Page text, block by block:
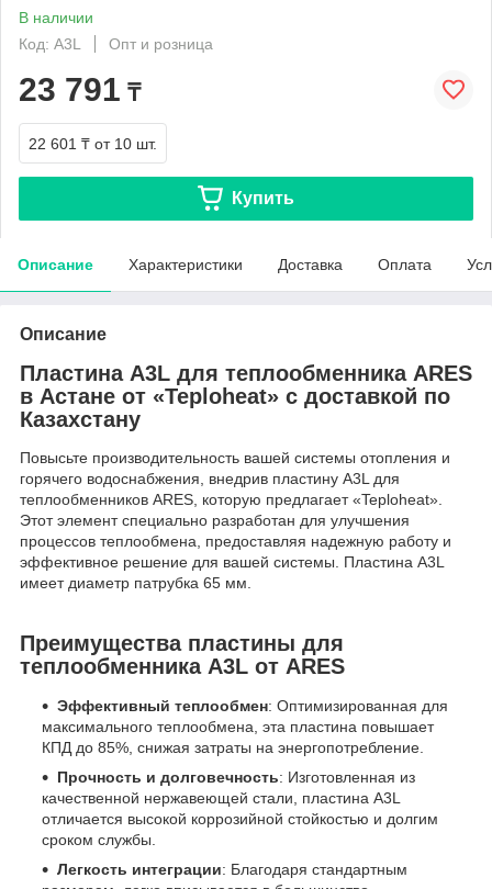
В наличии
Код: A3L
Опт и розница
23 791 ₸
22 601 ₸ от 10 шт.
Купить
Описание Характеристики Доставка Оплата
Описание
Пластина A3L для теплообменника ARES
в Астане от «Teploheat» с доставкой по
Казахстану
Повысьте производительность вашей системы отопления и
горячего водоснабжения, внедрив пластину A3L для
теплообменников ARES, которую предлагает «Teploheat».
Этот элемент специально разработан для улучшения
процессов теплообмена, предоставляя надежную работу и
эффективное решение для вашей системы. Пластина A3L
имеет диаметр патрубка 65 мм.
Преимущества пластины для
теплообменника A3L от ARES
Эффективный теплообмен: Оптимизированная для
максимального теплообмена, эта пластина повышает
КПД до 85%, снижая затраты на энергопотребление.
Прочность и долговечность: Изготовленная из
качественной нержавеющей стали, пластина A3L
отличается высокой коррозийной стойкостью и долгим
сроком службы.
Легкость интеграции: Благодаря стандартным